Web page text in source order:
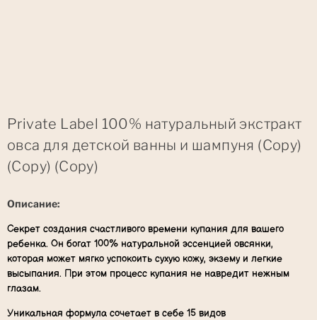
Private Label 100% натуральный экстракт
овса для детской ванны и шампуня (Copy)
(Copy) (Copy)
Описание:
Секрет создания счастливого времени купания для вашего
ребенка. Он богат 100% натуральной эссенцией овсянки,
которая может мягко успокоить сухую кожу, экзему и легкие
высыпания. При этом процесс купания не навредит нежным
глазам.
Уникальная формула сочетает в себе 15 видов